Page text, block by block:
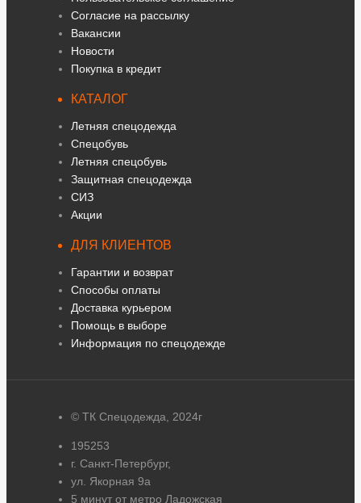
Согласие на рассылку
Вакансии
Новости
Покупка в кредит
КАТАЛОГ
Летняя спецодежда
Спецобувь
Летняя спецобувь
Защитная спецодежда
СИЗ
Акции
ДЛЯ КЛИЕНТОВ
Гарантии и возврат
Способы оплаты
Доставка курьером
Помощь в выборе
Информация по спецодежде
© ТК Спецодежда, 2024г
195253
г. Санкт-Петербург,
ул. Якорная 9а
5 минут от метро Ладожская